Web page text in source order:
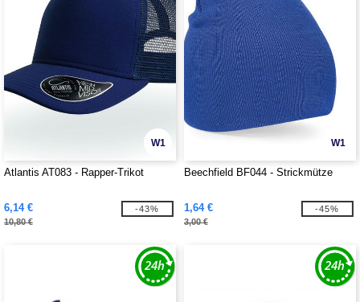
W1
Atlantis AT083 - Rapper-Trikot
6,14 €
10,80 €
-43%
W1
Beechfield BF044 - Strickmütze
1,64 €
3,00 €
-45%